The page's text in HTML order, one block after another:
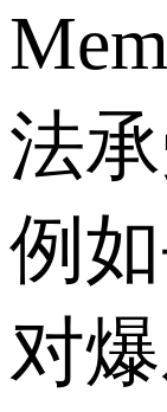
法
例
对